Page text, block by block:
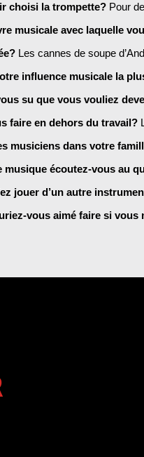
choisi la trompette? Pour
musicale avec laquelle
Les cannes de soupe
influence musicale la
su que vous vouliez
faire en dehors du travail?
musiciens dans votre
musique écoutez-vous au
jouer d’un autre
vous aimé faire si vous